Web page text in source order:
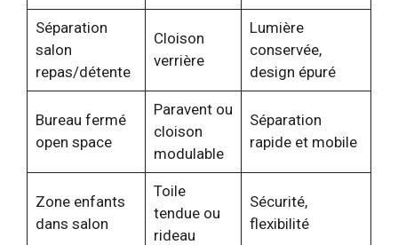
Séparation
salon
repas/détente
Cloison
verrière
Lumière
conservée,
design épuré
Bureau fermé
open space
Paravent ou
cloison
modulable
Séparation
rapide et mobile
Zone enfants
dans salon
Toile
tendue ou
rideau
Sécurité,
flexibilité